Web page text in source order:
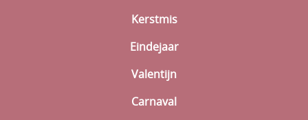
Kerstmis
Eindejaar
Valentijn
Carnaval